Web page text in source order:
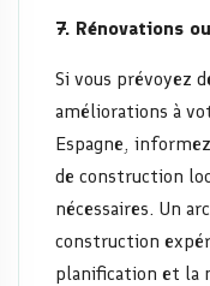
7. Rénovations
Si vous prévoyez
améliorations à
Espagne,
de construction
nécessaires. Un
construction
planification et la